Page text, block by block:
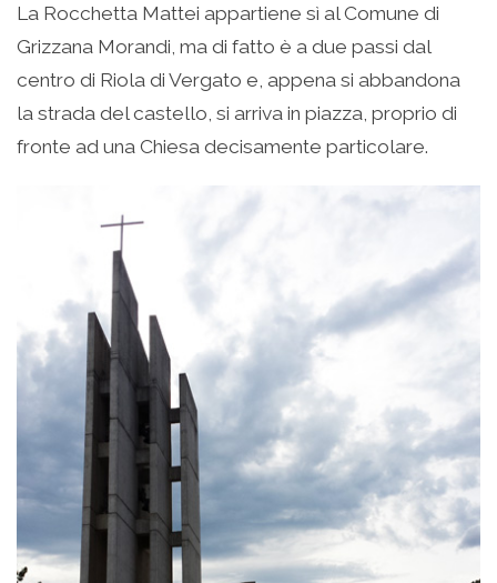
La Rocchetta Mattei appartiene sì al Comune di
Grizzana Morandi, ma di fatto è a due passi dal
centro di Riola di Vergato e, appena si abbandona
la strada del castello, si arriva in piazza, proprio di
fronte ad una Chiesa decisamente particolare.